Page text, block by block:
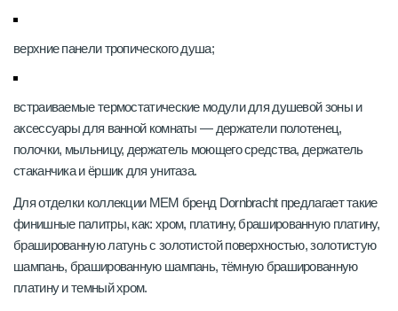
верхние панели тропического душа;
встраиваемые термостатические модули для душевой зоны и
аксессуары для ванной комнаты — держатели полотенец,
полочки, мыльницу, держатель моющего средства, держатель
стаканчика и ёршик для унитаза.
Для отделки коллекции MEM бренд Dornbracht предлагает такие
финишные палитры, как: хром, платину, брашированную платину,
брашированную латунь с золотистой поверхностью, золотистую
шампань, брашированную шампань, тёмную брашированную
платину и темный хром.